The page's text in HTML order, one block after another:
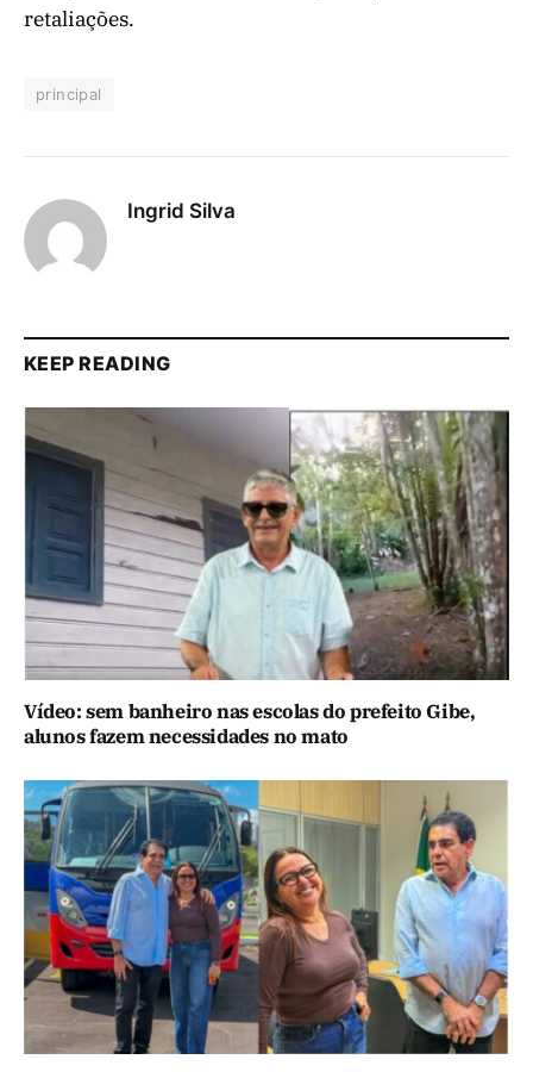
retaliações.
principal
Ingrid Silva
KEEP READING
Vídeo: sem banheiro nas escolas do prefeito Gibe,
alunos fazem necessidades no mato